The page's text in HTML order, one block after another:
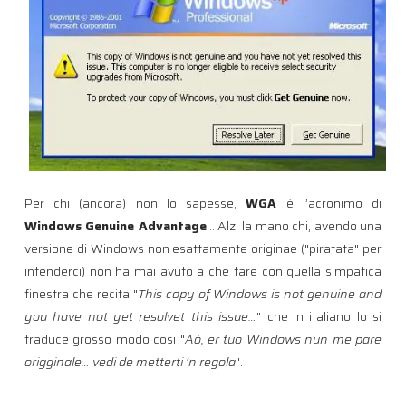
Per chi (ancora) non lo sapesse,WGA è l’acronimo di
Windows Genuine Advantage… Alzi la mano chi, avendo una
versione di Windows non esattamente originae ("piratata" per
intenderci) non ha mai avuto a che fare con quella simpatica
finestra che recita "This copy of Windows is not genuine and
you have not yet resolvet this issue…" che in italiano lo si
traduce grosso modo cosi "Aò, er tuo Windows nun me pare
origginale… vedi de metterti ‘n regola".